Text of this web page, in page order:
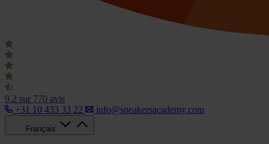
9.2 sur 770 avis
+31 10 433 33 22
info@speakersacademy.com
Français